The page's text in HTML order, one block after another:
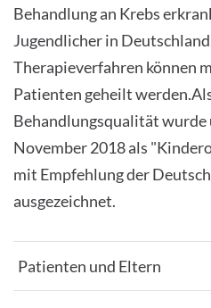
Behandlung an Krebs
Jugendlicher in
Therapieverfahren können
Patienten geheilt
Behandlungsqualität wurde
November 2018 als
mit Empfehlung der
ausgezeichnet.
Patienten und Eltern